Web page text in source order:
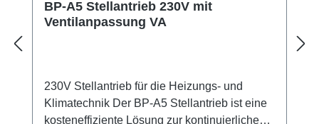
BP-A5 Stellantrieb 230V mit
Ventilanpassung VA
230V Stellantrieb für die Heizungs- und
Klimatechnik Der BP-A5 Stellantrieb ist eine
kosteneffiziente Lösung zur kontinuierlichen